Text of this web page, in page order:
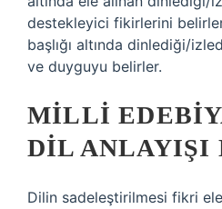
destekleyici fikirlerini
başlığı altında dinlediği/
ve duyguyu belirler.
MILLI
DIL ANLAYIŞI
Dilin sadeleştirilmesi fikri